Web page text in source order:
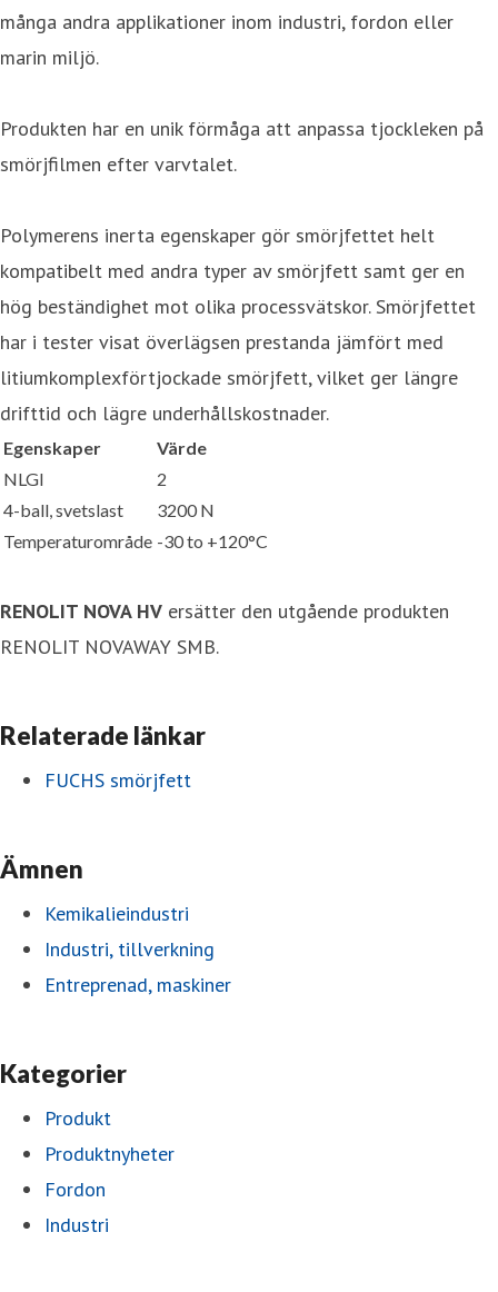
många andra applikationer inom industri, fordon eller
marin miljö.
Produkten har en unik förmåga att anpassa tjockleken på
smörjfilmen efter varvtalet.
Polymerens inerta egenskaper gör smörjfettet helt
kompatibelt med andra typer av smörjfett samt ger en
hög beständighet mot olika processvätskor. Smörjfettet
har i tester visat överlägsen prestanda jämfört med
litiumkomplexförtjockade smörjfett, vilket ger längre
drifttid och lägre underhållskostnader.
Egenskaper
Värde
NLGI
2
4-ball, svetslast
3200 N
Temperaturområde -30 to +120°C
RENOLIT NOVA HV ersätter den utgående produkten
RENOLIT NOVAWAY SMB.
Relaterade länkar
FUCHS smörjfett
Ämnen
Kemikalieindustri
Industri, tillverkning
Entreprenad, maskiner
Kategorier
Produkt
Produktnyheter
Fordon
Industri